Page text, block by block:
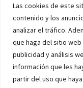
Las cookies de este
contenido y los
analizar el tráfico.
que haga del sitio
publicidad y análisis
información que les
partir del uso que
Implantes
Copyright 2022 Elysium